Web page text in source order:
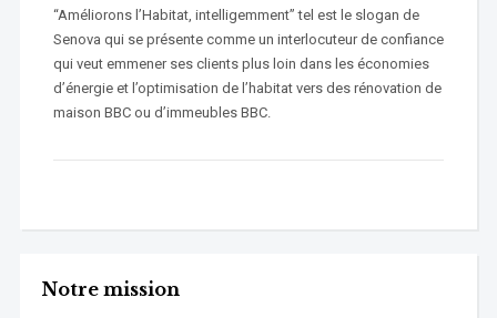
Notre mission
“Améliorons l’Habitat, intelligemment” tel est le slogan de
Senova qui se présente comme un interlocuteur de confiance
qui veut emmener ses clients plus loin dans les économies
d’énergie et l’optimisation de l’habitat vers des rénovation de
maison BBC ou d’immeubles BBC.